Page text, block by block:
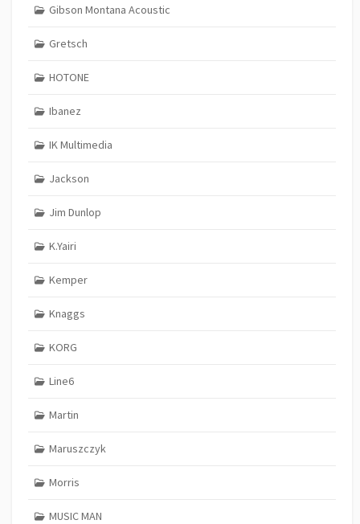
Gibson Montana Acoustic
Gretsch
HOTONE
Ibanez
IK Multimedia
Jackson
Jim Dunlop
K.Yairi
Kemper
Knaggs
KORG
Line6
Martin
Maruszczyk
Morris
MUSIC MAN